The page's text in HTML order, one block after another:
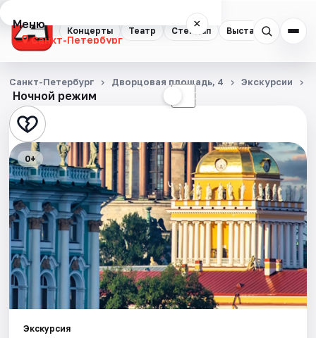
Концерты Театр Стендап Выставки
Меню ×
Санкт-Петербург
Концерты
Театр
Стендап
Выставки
Квесты
Экскурсии
Спорт
События
Ночной режим ☾
Санкт-Петербург Дворцовая площадь, 4 Экскурсии
0+
Экскурсия